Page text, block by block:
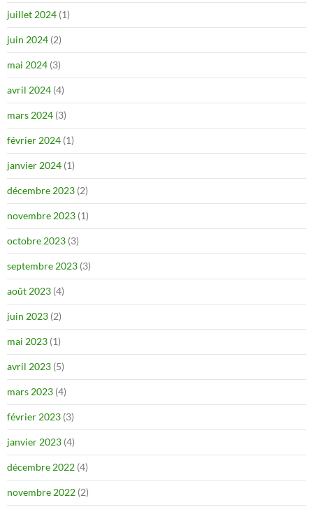
juillet 2024 (1)
juin 2024 (2)
mai 2024 (3)
avril 2024 (4)
mars 2024 (3)
février 2024 (1)
janvier 2024 (1)
décembre 2023 (2)
novembre 2023 (1)
octobre 2023 (3)
septembre 2023 (3)
août 2023 (4)
juin 2023 (2)
mai 2023 (1)
avril 2023 (5)
mars 2023 (4)
février 2023 (3)
janvier 2023 (4)
décembre 2022 (4)
novembre 2022 (2)